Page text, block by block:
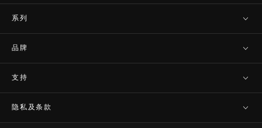
系列
品牌
支持
隐私及条款